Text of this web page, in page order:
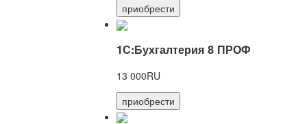
приобрести
1С:Бухгалтерия 8 ПРОФ
13 000RU
приобрести